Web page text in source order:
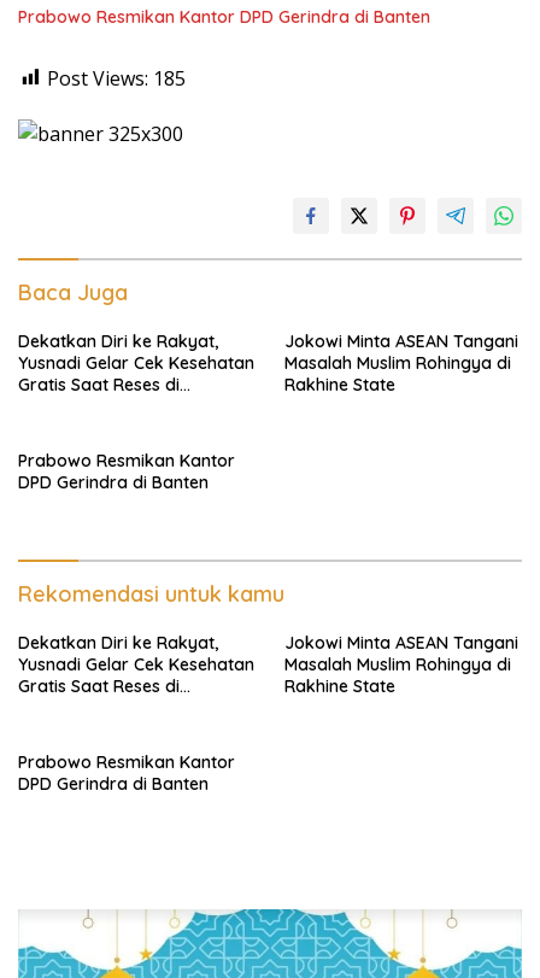
Prabowo Resmikan Kantor DPD Gerindra di Banten
Post Views: 185
Baca Juga
Dekatkan Diri ke Rakyat,
Yusnadi Gelar Cek Kesehatan
Gratis Saat Reses di
Jokowi Minta ASEAN Tangani
Masalah Muslim Rohingya di
Rakhine State
Prabowo Resmikan Kantor
DPD Gerindra di Banten
Rekomendasi untuk kamu
Dekatkan Diri ke Rakyat,
Yusnadi Gelar Cek Kesehatan
Gratis Saat Reses di
Jokowi Minta ASEAN Tangani
Masalah Muslim Rohingya di
Rakhine State
Prabowo Resmikan Kantor
DPD Gerindra di Banten